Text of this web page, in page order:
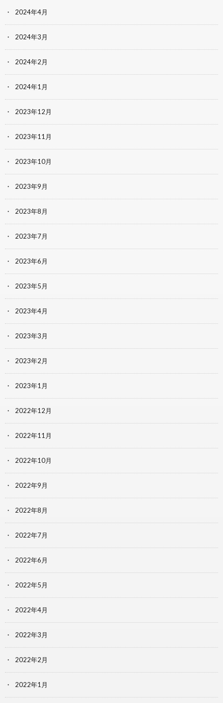
2024年4月
2024年3月
2024年2月
2024年1月
2023年12月
2023年11月
2023年10月
2023年9月
2023年8月
2023年7月
2023年6月
2023年5月
2023年4月
2023年3月
2023年2月
2023年1月
2022年12月
2022年11月
2022年10月
2022年9月
2022年8月
2022年7月
2022年6月
2022年5月
2022年4月
2022年3月
2022年2月
2022年1月